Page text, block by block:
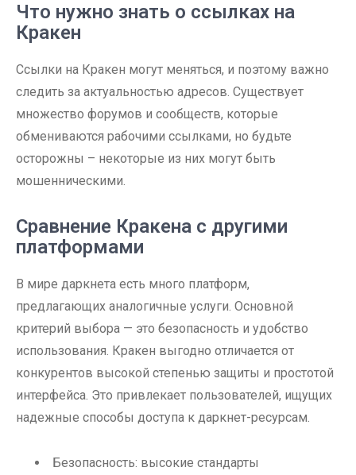
Что нужно знать о ссылках на
Кракен
Ссылки на Кракен могут меняться, и поэтому важно
следить за актуальностью адресов. Существует
множество форумов и сообществ, которые
обмениваются рабочими ссылками, но будьте
осторожны – некоторые из них могут быть
мошенническими.
Сравнение Кракена с другими
платформами
В мире даркнета есть много платформ,
предлагающих аналогичные услуги. Основной
критерий выбора — это безопасность и удобство
использования. Кракен выгодно отличается от
конкурентов высокой степенью защиты и простотой
интерфейса. Это привлекает пользователей, ищущих
надежные способы доступа к даркнет-ресурсам.
Безопасность: высокие стандарты